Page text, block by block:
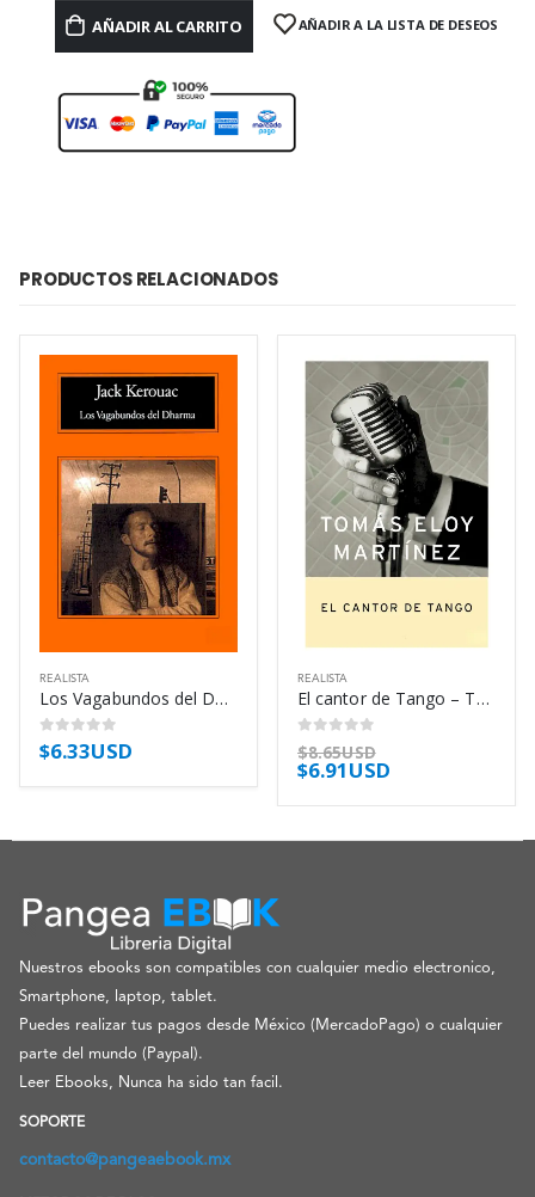
AÑADIR AL CARRITO AÑADIR A LA LISTA DE DESEOS
PRODUCTOS RELACIONADOS
REALISTA
Los Vagabundos del Dharma – Jack Kerouac
0out of 5
$6.33USD
REALISTA
El cantor de Tango – Tomás Eloy Martínez
0out of 5
$8.65USD
$6.91USD
Nuestros ebooks son compatibles con cualquier medio electronico,
Smartphone, laptop, tablet.
Puedes realizar tus pagos desde México (MercadoPago) o cualquier
parte del mundo (Paypal).
Leer Ebooks, Nunca ha sido tan facil.
SOPORTE
contacto@pangeaebook.mx